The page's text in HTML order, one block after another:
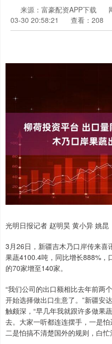
来源：富豪配资APP下载
03-30 20:58:21
查看：208
光明日报记者 赵明昊 黄小异 姚昆
3月26日，新疆吉木乃口岸传来喜
果蔬4100.4吨，同比增长888%，
的70家增至140家。
“我们公司的出口额相比去年前两
开始选择做出口生意了。”新疆安
触颇深，“早几年我就跟许多做果
去。大家一听都连连摆手，一是
二是怕搞不清楚国外的规则，白